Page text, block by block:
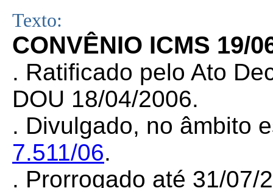
Texto:
CONVÊNIO ICMS 19/
. Ratificado pelo Ato
DOU 18/04/2006.
. Divulgado, no âmbito
7.511/06.
. Prorrogado até 31/